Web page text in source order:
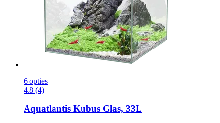
6 opties
4.8 (4)
Aquatlantis Kubus Glas, 33L